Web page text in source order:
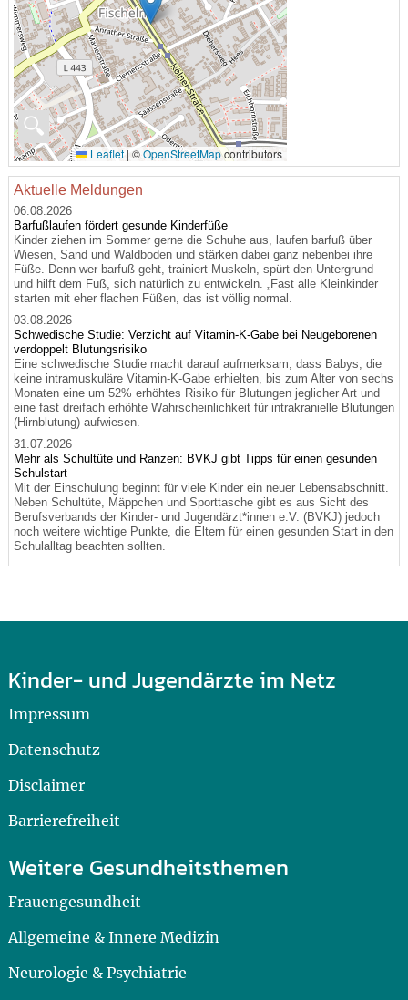
🔍
Leaflet | ©OpenStreetMapcontributors
Aktuelle Meldungen
06.08.2026
Barfußlaufen fördert gesunde Kinderfüße
Kinder ziehen im Sommer gerne die Schuhe aus, laufen barfuß über
Wiesen, Sand und Waldboden und stärken dabei ganz nebenbei ihre
Füße. Denn wer barfuß geht, trainiert Muskeln, spürt den Untergrund
und hilft dem Fuß, sich natürlich zu entwickeln. „Fast alle Kleinkinder
starten mit eher flachen Füßen, das ist völlig normal.
03.08.2026
Schwedische Studie: Verzicht auf Vitamin-K-Gabe bei Neugeborenen
verdoppelt Blutungsrisiko
Eine schwedische Studie macht darauf aufmerksam, dass Babys, die
keine intramuskuläre Vitamin-K-Gabe erhielten, bis zum Alter von sechs
Monaten eine um 52% erhöhtes Risiko für Blutungen jeglicher Art und
eine fast dreifach erhöhte Wahrscheinlichkeit für intrakranielle Blutungen
(Hirnblutung) aufwiesen.
31.07.2026
Mehr als Schultüte und Ranzen: BVKJ gibt Tipps für einen gesunden
Schulstart
Mit der Einschulung beginnt für viele Kinder ein neuer Lebensabschnitt.
Neben Schultüte, Mäppchen und Sporttasche gibt es aus Sicht des
Berufsverbands der Kinder- und Jugendärzt*innen e.V. (BVKJ) jedoch
noch weitere wichtige Punkte, die Eltern für einen gesunden Start in den
Schulalltag beachten sollten.
Kinder- und Jugendärzte im Netz
Impressum
Datenschutz
Disclaimer
Barrierefreiheit
Weitere Gesundheitsthemen
Frauengesundheit
Allgemeine & Innere Medizin
Neurologie & Psychiatrie